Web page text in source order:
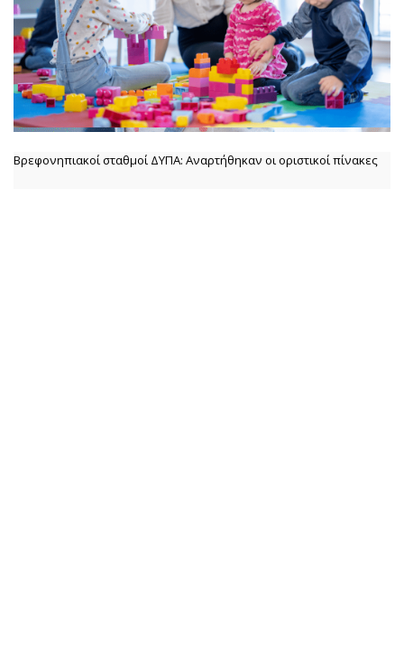
Βρεφονηπιακοί σταθμοί ΔΥΠΑ: Αναρτήθηκαν οι οριστικοί πίνακες